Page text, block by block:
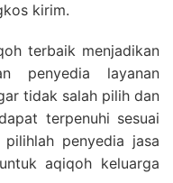
kirim.
terbaik menjadikan
penyedia layanan
tidak salah pilih dan
terpenuhi sesuai
pilihlah penyedia jasa
aqiqoh keluarga